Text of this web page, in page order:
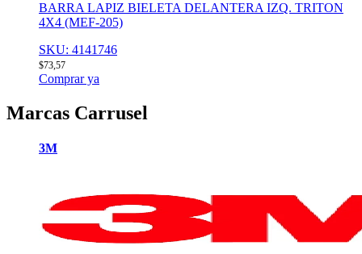
BARRA LAPIZ BIELETA DELANTERA IZQ. TRITON
4X4 (MEF-205)
SKU: 4141746
$73,57
Comprar ya
Marcas Carrusel
3M